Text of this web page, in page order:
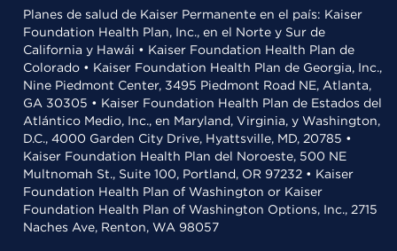
Planes de salud de Kaiser Permanente en el país: Kaiser
Foundation Health Plan, Inc., en el Norte y Sur de
California y Hawái • Kaiser Foundation Health Plan de
Colorado • Kaiser Foundation Health Plan de Georgia, Inc.,
Nine Piedmont Center, 3495 Piedmont Road NE, Atlanta,
GA 30305 • Kaiser Foundation Health Plan de Estados del
Atlántico Medio, Inc., en Maryland, Virginia, y Washington,
D.C., 4000 Garden City Drive, Hyattsville, MD, 20785 •
Kaiser Foundation Health Plan del Noroeste, 500 NE
Multnomah St., Suite 100, Portland, OR 97232 • Kaiser
Foundation Health Plan of Washington or Kaiser
Foundation Health Plan of Washington Options, Inc., 2715
Naches Ave, Renton, WA 98057